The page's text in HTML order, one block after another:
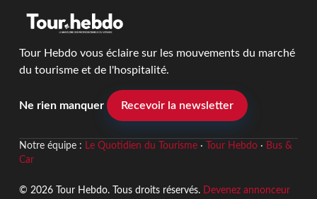
Tour Hebdo vous éclaire sur les mouvements du marché
du tourisme et de l'hospitalité.
Ne rien manquer Recevoir la newsletter
Notre équipe : Le Quotidien du Tourisme· Tour Hebdo· Bus &
Car
© 2026 Tour Hebdo. Tous droits réservés. Devenez annonceur